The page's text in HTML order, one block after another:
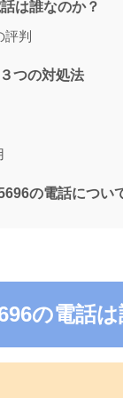
は誰なのか？
判
つの対処法
の電話につい
の電話